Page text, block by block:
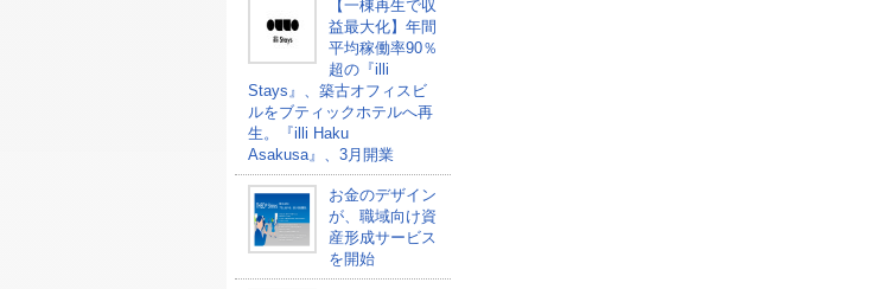
【一棟再生で収
益最大化】年間
平均稼働率90％
超の『illi
Stays』、築古オフィスビ
ルをブティックホテルへ再
生。『illi Haku
Asakusa』、3月開業
お金のデザイン
が、職域向け資
産形成サービス
を開始